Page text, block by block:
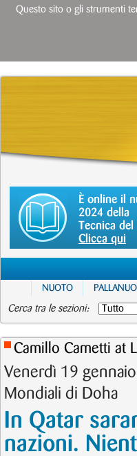
È online il
2024 della
Tecnica
Clicca qui
NUOTO
Cerca tra le sezioni:
Camillo Cametti at
Venerdì 19
Mondiali di Doha
In Qatar
nazioni.
Questo sito o gli strumenti